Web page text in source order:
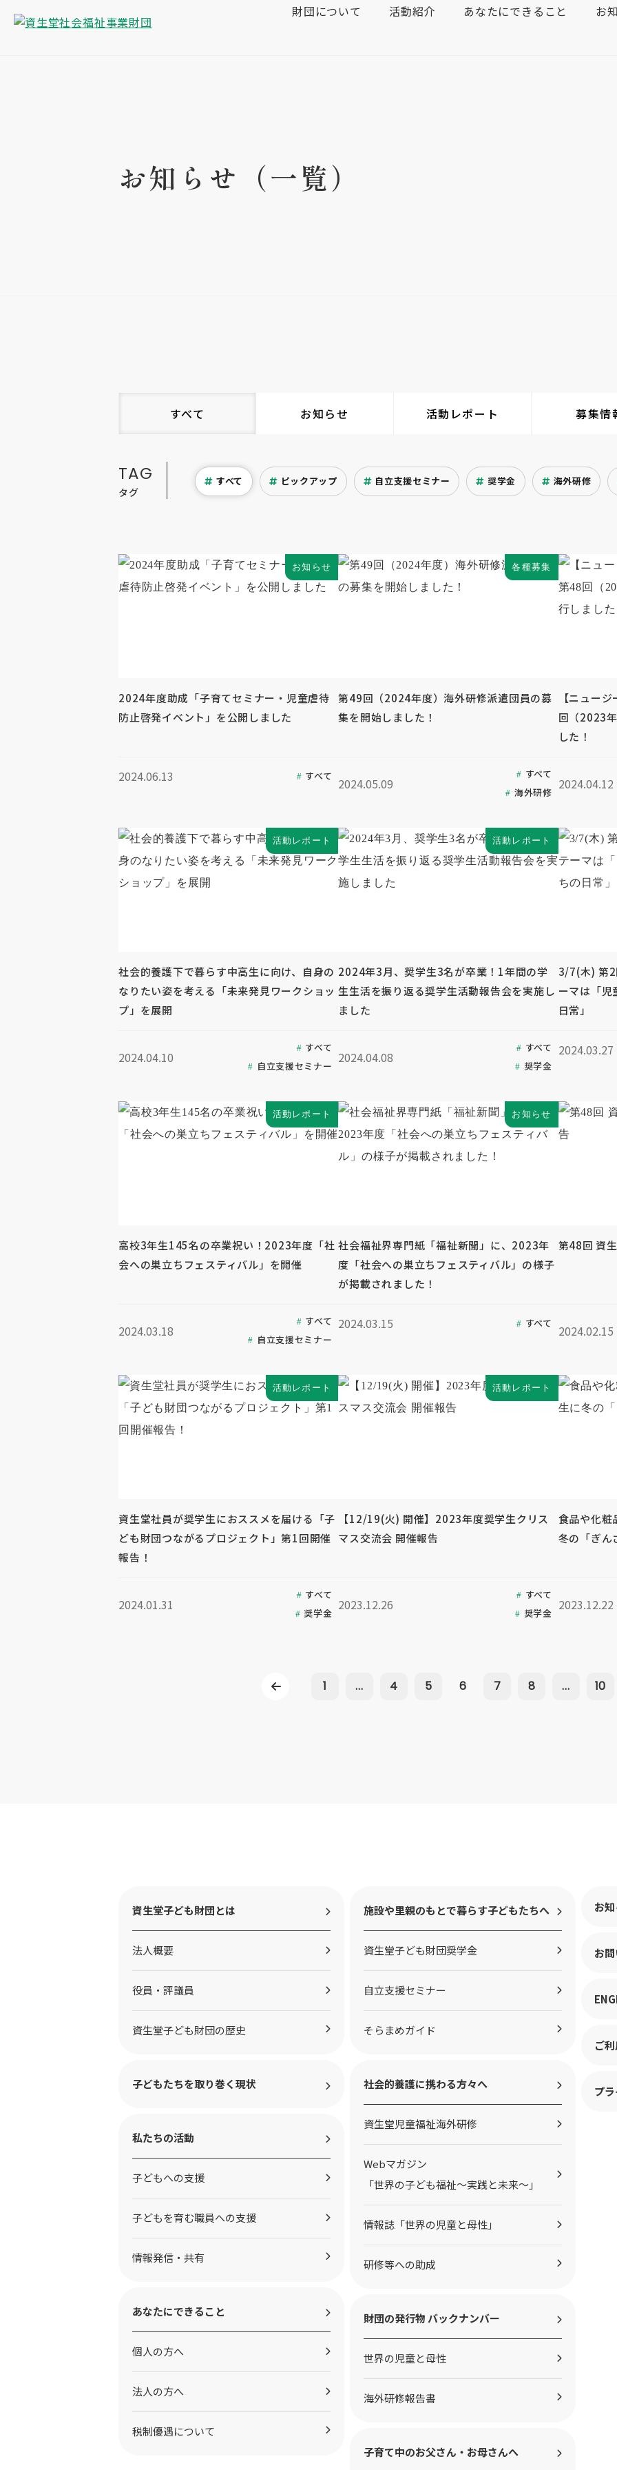
財団について 活動紹介 あなたにできること お
お知らせ（一覧）
すべて お知らせ 活動レポート 募集情
TAG
タグ
すべて ピックアップ 自立支援セミナー 奨学金 海外研修
お知らせ
2024年度助成「子育てセミナー・児童虐待
防止啓発イベント」を公開しました
2024.06.13 すべて
各種募集
第49回（2024年度）海外研修派遣団員の募
集を開始しました！
2024.05.09
すべて
海外研修
【ニュー
回（2023
した！
2024.04.12
活動レポート
社会的養護下で暮らす中高生に向け、自身の
なりたい姿を考える「未来発見ワークショッ
プ」を展開
2024.04.10
すべて
自立支援セミナー
活動レポート
2024年3月、奨学生3名が卒業！1年間の学
生生活を振り返る奨学生活動報告会を実施し
ました
2024.04.08
すべて
奨学金
3/7(木) 第
ーマは「児
日常」
2024.03.27
活動レポート
高校3年生145名の卒業祝い！2023年度「社
会への巣立ちフェスティバル」を開催
2024.03.18
すべて
自立支援セミナー
お知らせ
社会福祉界専門紙「福祉新聞」に、2023年
度「社会への巣立ちフェスティバル」の様子
が掲載されました！
2024.03.15 すべて
第48回 資
2024.02.15
活動レポート
資生堂社員が奨学生におススメを届ける「子
ども財団つながるプロジェクト」第1回開催
報告！
2024.01.31
すべて
奨学金
活動レポート
【12/19(火) 開催】2023年度奨学生クリス
マス交流会 開催報告
2023.12.26
すべて
奨学金
食品や化粧
冬の「ぎん
2023.12.22
1 ... 4 5 6 7 8 ... 10
資生堂子ども財団とは
法人概要
役員・評議員
資生堂子ども財団の歴史
子どもたちを取り巻く現状
私たちの活動
⼦どもへの⽀援
子どもを育む職員への支援
情報発信・共有
あなたにできること
個人の方へ
法人の方へ
税制優遇について
施設や里親のもとで暮らす子どもたちへ
資生堂子ども財団奨学金
自立支援セミナー
そらまめガイド
社会的養護に携わる方々へ
資生堂児童福祉海外研修
Webマガジン
「世界の子ども福祉～実践と未来～」
情報誌「世界の児童と母性」
研修等への助成
財団の発行物 バックナンバー
世界の児童と母性
海外研修報告書
子育て中のお父さん・お母さんへ
お
お
ご
プ